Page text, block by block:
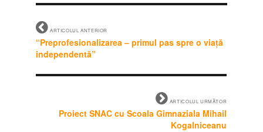
ARTICOLUL ANTERIOR
“Preprofesionalizarea – primul pas spre o viaţă
independentă”
ARTICOLUL URMĂTOR
Proiect SNAC cu Scoala Gimnaziala Mihail
Kogalniceanu